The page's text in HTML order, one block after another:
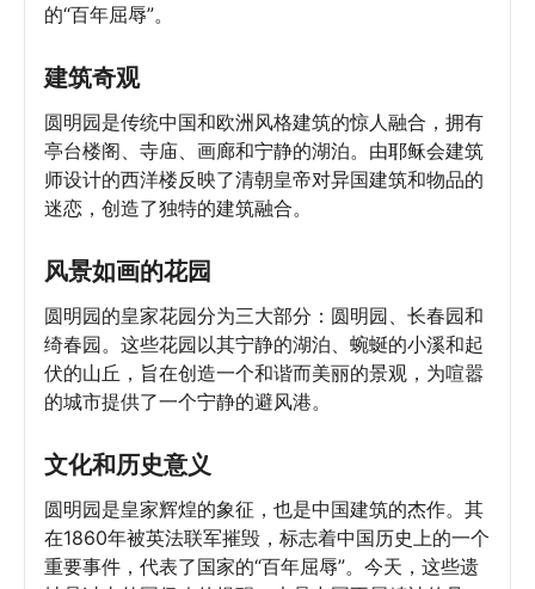
的“百年屈辱”。
建筑奇观
圆明园是传统中国和欧洲风格建筑的惊人融合，拥有
亭台楼阁、寺庙、画廊和宁静的湖泊。由耶稣会建筑
师设计的西洋楼反映了清朝皇帝对异国建筑和物品的
迷恋，创造了独特的建筑融合。
风景如画的花园
圆明园的皇家花园分为三大部分：圆明园、长春园和
绮春园。这些花园以其宁静的湖泊、蜿蜒的小溪和起
伏的山丘，旨在创造一个和谐而美丽的景观，为喧嚣
的城市提供了一个宁静的避风港。
文化和历史意义
圆明园是皇家辉煌的象征，也是中国建筑的杰作。其
在1860年被英法联军摧毁，标志着中国历史上的一个
重要事件，代表了国家的“百年屈辱”。今天，这些遗